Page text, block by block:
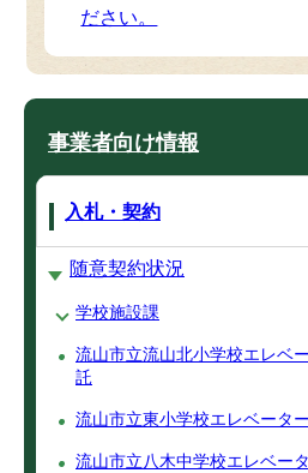
ださい。
事業者向け情報
入札・契約
随意契約状況
学校施設課
流山市立流山北小学校エレベ
託
流山市立東小学校エレベータ
流山市立八木中学校エレベー